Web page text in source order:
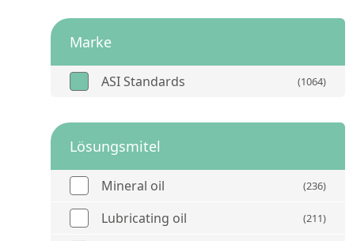
Marke
ASI Standards (1064)
Lösungsmitel
Mineral oil (236)
Lubricating oil (211)